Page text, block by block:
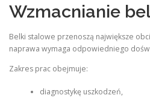
Wzmacnianie
Belki stalowe przenoszą największe
naprawa wymaga odpowiedniego
Zakres prac obejmuje:
diagnostykę uszkodzeń,